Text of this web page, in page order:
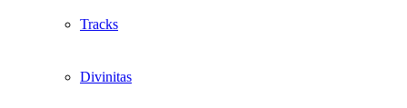
Tracks
Divinitas